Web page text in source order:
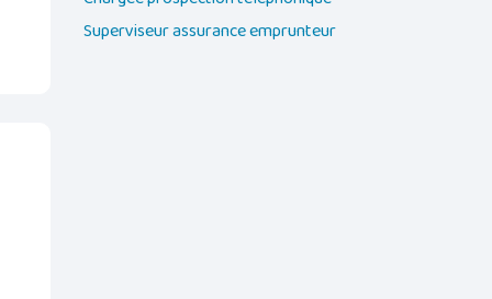
Superviseur assurance emprunteur